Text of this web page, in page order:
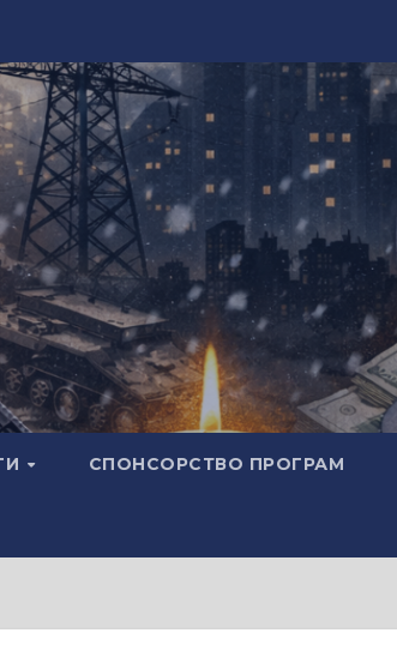
СПОНСОРСТВО ПРОГРАМ